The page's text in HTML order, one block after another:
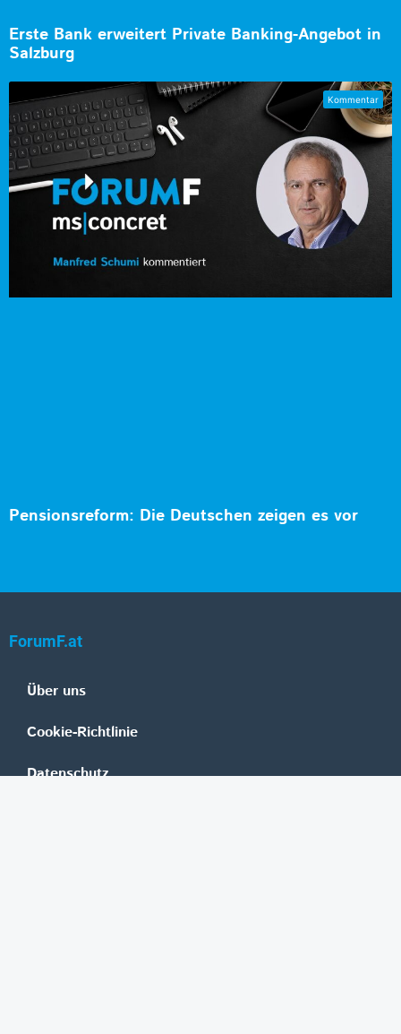
Erste Bank erweitert Private Banking-Angebot in
Salzburg
Pensionsreform: Die Deutschen zeigen es vor
ForumF.at
Über uns
Cookie-Richtlinie
Datenschutz